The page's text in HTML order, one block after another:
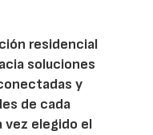
residencial
soluciones
y
de cada
vez elegido el